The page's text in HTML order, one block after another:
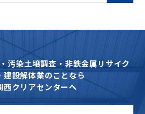
汚染土壌調査・非鉄金属リサイク
建設解体業のことなら
西クリアセンターへ